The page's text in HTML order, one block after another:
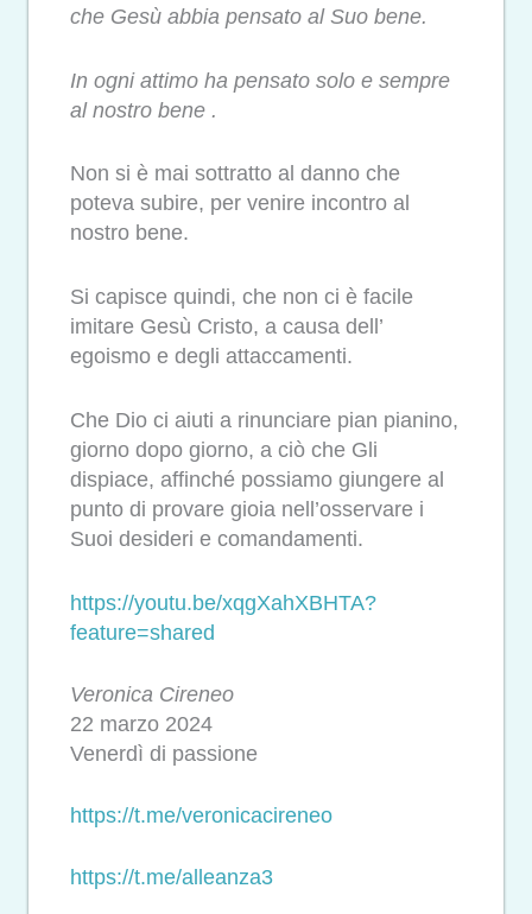
che Gesù abbia pensato al Suo bene.
In ogni attimo ha pensato solo e sempre
al nostro bene .
Non si è mai sottratto al danno che
poteva subire, per venire incontro al
nostro bene.
Si capisce quindi, che non ci è facile
imitare Gesù Cristo, a causa dell’
egoismo e degli attaccamenti.
Che Dio ci aiuti a rinunciare pian pianino,
giorno dopo giorno, a ciò che Gli
dispiace, affinché possiamo giungere al
punto di provare gioia nell’osservare i
Suoi desideri e comandamenti.
https://youtu.be/xqgXahXBHTA?
feature=shared
Veronica Cireneo
22 marzo 2024
Venerdì di passione
https://t.me/veronicacireneo
https://t.me/alleanza3